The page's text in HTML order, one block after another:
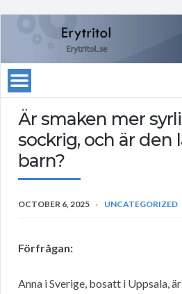
Är smaken mer
sockrig, och är den
barn?
OCTOBER 6, 2025 UNCATEGORIZED
Förfrågan:
Anna i Sverige, bosatt i Uppsala,